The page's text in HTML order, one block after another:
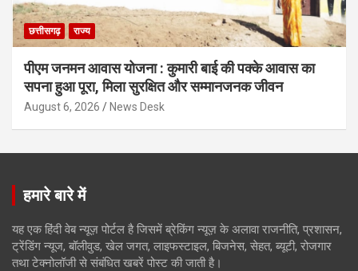
छत्तीसगढ़ राज्य
पीएम जनमन आवास योजना : कुमारी बाई की पक्के आवास का
सपना हुआ पूरा, मिला सुरक्षित और सम्मानजनक जीवन
August 6, 2026 News Desk
हमारे बारे में
यह एक हिंदी वेब न्यूज़ पोर्टल है जिसमें ब्रेकिंग न्यूज़ के अलावा राजनीति, प्रशासन,
ट्रेंडिंग न्यूज, बॉलीवुड, खेल जगत, लाइफस्टाइल, बिजनेस, सेहत, ब्यूटी, रोजगार
तथा टेक्नोलॉजी से संबंधित खबरें पोस्ट की जाती है।